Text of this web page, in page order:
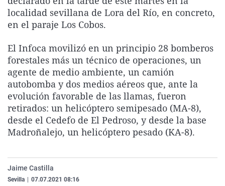
La rosa de los vientos
Como el perro y el
Caso
Equipo de
Operación Viuda
Extremadura
La Rioja
Navarra
País Vasco
Virales
Elecciones
localidad sevillana de Lora del Río, en concreto,
en el paraje Los Cobos.
El Infoca movilizó en un principio 28 bomberos
forestales más un técnico de operaciones, un
agente de medio ambiente, un camión
autobomba y dos medios aéreos que, ante la
evolución favorable de las llamas, fueron
retirados: un helicóptero semipesado (MA-8),
desde el Cedefo de El Pedroso, y desde la base
Madroñalejo, un helicóptero pesado (KA-8).
Jaime Castilla
Sevilla 07.07.2021 08:16